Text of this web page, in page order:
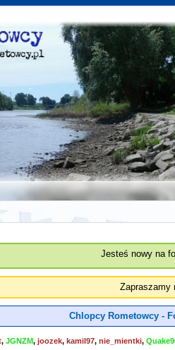
Jesteś nowy na
Zapraszamy
Chlopcy Rometowcy -
,JGNZM,joozek, kamil97,nie_mientki,